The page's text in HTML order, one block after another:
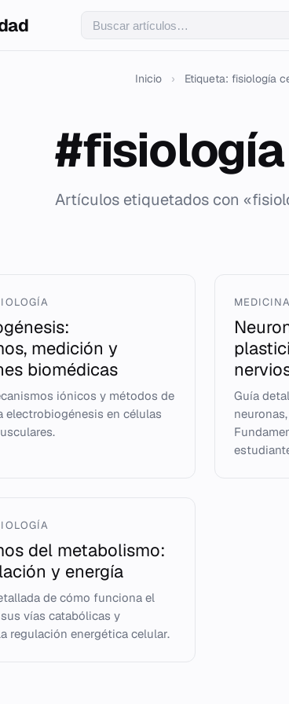
Inicio › Etiqueta: fisiología
Artículos etiquetados con
medición y
biomédicas
iónicos y métodos de
electrobiogénesis en células
Guía
del metabolismo:
y energía
de cómo funciona el
vías catabólicas y
regulación energética celular.